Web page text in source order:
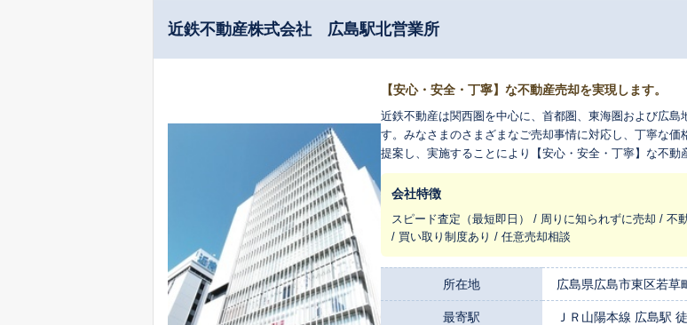
近鉄不動産株式会社 広島駅北営業所
【安心・安全・丁寧】な不動産売却を実現します。
近鉄不動産は関西圏を中心に、首都圏、東海圏および広
す。みなさまのさまざまなご売却事情に対応し、丁寧な
提案し、実施することにより【安心・安全・丁寧】な不
き、みなさまのご希望をお伝えください。お待ちしており
会社特徴
スピード査定（最短即日） / 周りに知られずに売却 /
/ 買い取り制度あり / 任意売却相談
所在地 広島県広島市東区若草
最寄駅 ＪＲ山陽本線 広島駅